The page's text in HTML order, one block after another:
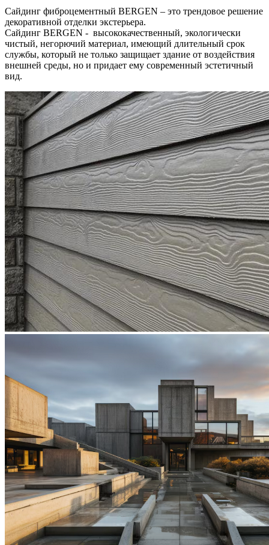
Сайдинг фиброцементный BERGEN – это трендовое решение
декоративной отделки экстерьера.
Сайдинг BERGEN - высококачественный, экологически
чистый, негорючий материал, имеющий длительный срок
службы, который не только защищает здание от воздействия
внешней среды, но и придает ему современный эстетичный
вид.